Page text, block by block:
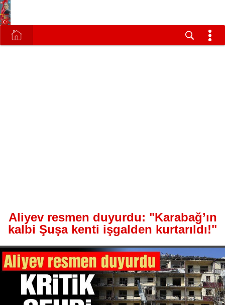
Aliyev resmen duyurdu: "Karabağ’ın
kalbi Şuşa kenti işgalden kurtarıldı!"